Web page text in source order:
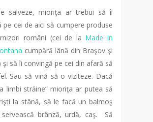
salveze, mioriţa ar trebui să îi
pe cei de aici să cumpere produse
români (cei de la Made in
cumpără lână din Braşov şi
şi să îi convingă pe cei din afară să
Sau să vină să o viziteze. Dacă
limbi străine” mioriţa ar putea să
la stână, să le facă un balmoş
brânză, urdă, caş. Să